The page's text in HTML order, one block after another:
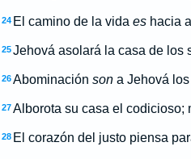
24 El camino de la vida eshacia
25 Jehová asolará la casa de los
26 Abominación sona Jehová los
27 Alborota su casa el codicioso;
28 El corazón del justo piensa